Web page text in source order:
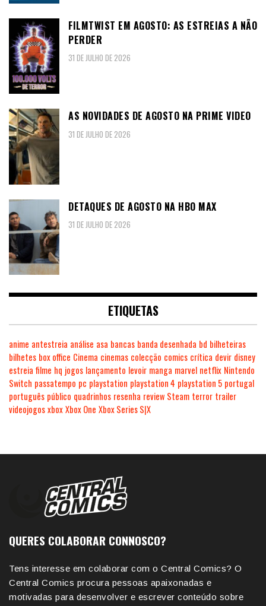
FILMTWIST EM AGOSTO: AS ESTREIAS A NÃO
PERDER
31 DE JULHO DE 2026
AS NOVIDADES DE AGOSTO NA PRIME VIDEO
31 DE JULHO DE 2026
DETAQUES DE AGOSTO NA HBO MAX
31 DE JULHO DE 2026
ETIQUETAS
anime antestreia análise asa bancas banda desenhada bd bilheteiras
bilhetes box office Cinema cinemas colecção comics crítica devir disney
estreia filme hq jogos lançamento levoir manga marvel netflix Nintendo
Switch passatempo pc playstation playstation 4 playstation 5 portugal
português público quadrinhos resenha review Steam terror trailer
videojogosxboxXbox One Xbox Series S|X
QUERES COLABORAR CONNOSCO?
Tens interesse em colaborar com o Central Comics? O
Central Comics procura pessoas apaixonadas e
motivadas para desenvolver e escrever conteúdo sobre